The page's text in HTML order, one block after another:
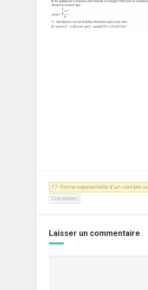
17- Forme exponentielle d'un nombre
Complexes
Laisser un commentaire